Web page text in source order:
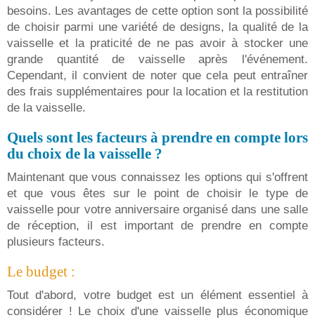
besoins. Les avantages de cette option sont la possibilité
de choisir parmi une variété de designs, la qualité de la
vaisselle et la praticité de ne pas avoir à stocker une
grande quantité de vaisselle après l'événement.
Cependant, il convient de noter que cela peut entraîner
des frais supplémentaires pour la location et la restitution
de la vaisselle.
Quels sont les facteurs à prendre en compte lors
du choix de la vaisselle ?
Maintenant que vous connaissez les options qui s'offrent
et que vous êtes sur le point de choisir le type de
vaisselle pour votre anniversaire organisé dans une salle
de réception, il est important de prendre en compte
plusieurs facteurs.
Le budget :
Tout d'abord, votre budget est un élément essentiel à
considérer ! Le choix d'une vaisselle plus économique